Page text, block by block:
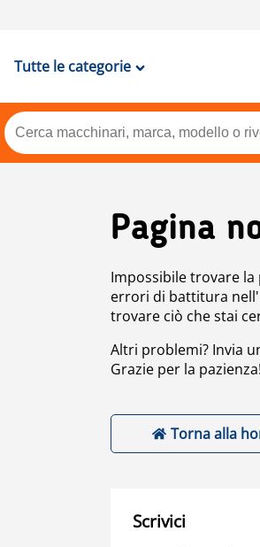
Tutte le categorie
Pagina
Impossibile trovare la
errori di battitura
trovare ciò che stai
Altri problemi? Invia
Grazie per la pazienza!
Torna alla
Scrivici